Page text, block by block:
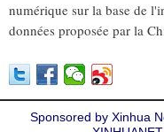
numérique sur la base de
données proposée par la
Sponsored by Xinhua